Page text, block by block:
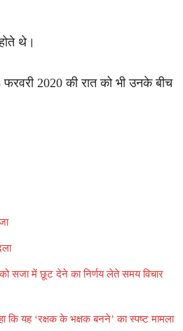
थे।
2020 की रात को भी उनके बीच
सजा में छूट देने का निर्णय लेते समय विचार
कि यह ‘रक्षक के भक्षक बनने’ का स्पष्ट मामला